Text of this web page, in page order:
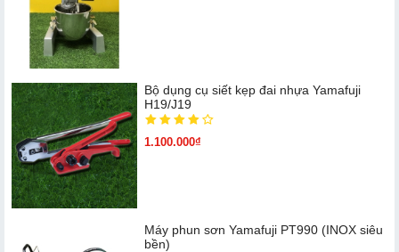
Bộ dụng cụ siết kẹp đai nhựa Yamafuji
H19/J19
1.100.000₫
Máy phun sơn Yamafuji PT990 (INOX siêu
bền)